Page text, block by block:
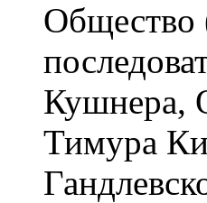
Общество
Кушнера,
Тимура